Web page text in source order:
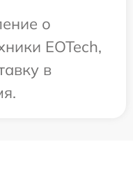
о
EOTech,
в